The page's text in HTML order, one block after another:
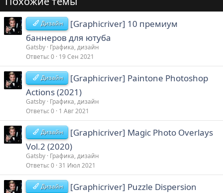
Дизайн
[Graphicriver] 10 премиум
баннеров для ютуба
Gatsby Графика, дизайн
Ответы 0 19 Сен 2021
Дизайн
[Graphicriver] Paintone Photoshop
Actions (2021)
Gatsby Графика, дизайн
Ответы 0 1 Авг 2021
Дизайн
[Graphicriver] Magic Photo Overlays
Vol.2 (2020)
Gatsby Графика, дизайн
Ответы 0 31 Июл 2021
Дизайн
[Graphicriver] Puzzle Dispersion